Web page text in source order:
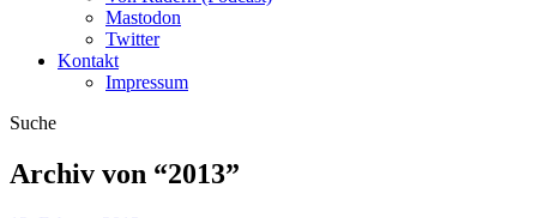
Mastodon
Twitter
Kontakt
Impressum
Suche
Archiv von “2013”